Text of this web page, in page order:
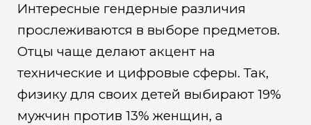
Интересные гендерные различия
прослеживаются в выборе предметов.
Отцы чаще делают акцент на
технические и цифровые сферы. Так,
физику для своих детей выбирают 19%
мужчин против 13% женщин, а